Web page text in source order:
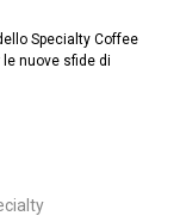
Specialty Coffee
nuove sfide di